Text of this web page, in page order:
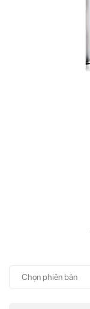
Chọn phiên bản